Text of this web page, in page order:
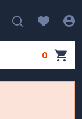
0